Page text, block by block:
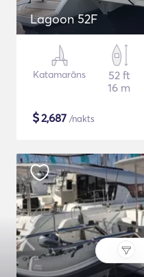
Lagoon 52F
Katamarāns
52 ft
16 m
$2,687 /nakts